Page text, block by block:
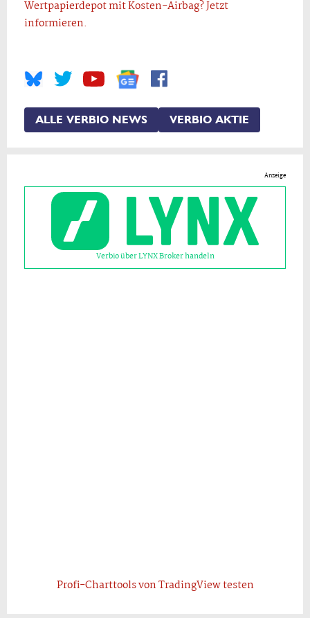
Wertpapierdepot mit Kosten-Airbag? Jetzt
informieren.
ALLE VERBIO NEWS VERBIO AKTIE
Anzeige
Verbio über LYNX Broker handeln
Profi-Charttools von TradingView testen